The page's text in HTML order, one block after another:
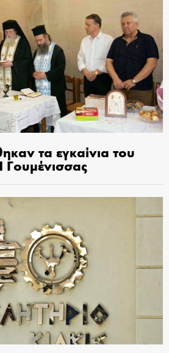
τα εγκαίνια του
Γουμένισσας